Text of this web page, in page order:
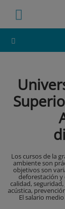
Los cursos de la
ambiente son
objetivos son
deforestación y
calidad,
acústica,
El salario